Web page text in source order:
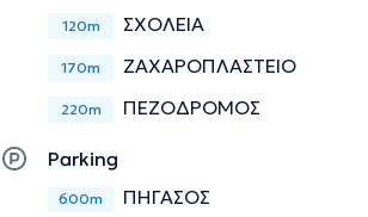
120m ΣΧΟΛΕΙΑ
170m ΖΑΧΑΡΟΠΛΑΣΤΕΙΟ
220m ΠΕΖΟΔΡΟΜΟΣ
Parking
600m ΠΗΓΑΣΟΣ